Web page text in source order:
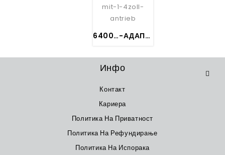
6400…-АДАПТЕР ЗА КЛУЧ GEDORE Antrieb 1/4″ na 1/4″, 3/8″, 1/2″
Инфо
Контакт
Кариера
Политика На Приватност
Политика На Рефундирање
Политика На Испорака